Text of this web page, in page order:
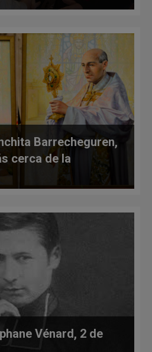
Barrecheguren,
cerca de la
Vénard, 2 de